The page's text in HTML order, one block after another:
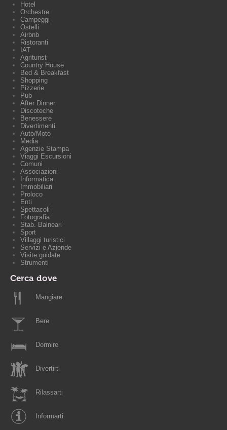
Hotel
Orchestre
Campeggi
Ostelli
Airbnb
Ristoranti
IAT
Agriturist
Country House
Bed & Breakfast
Shopping
Pizzerie
Pub
After Dinner
Discoteche
Benessere
Divertimenti
Auto/Moto
Media
Agenzie Stampa
Viaggi Escursioni
Comuni
Associazioni
Informatica
Immobiliari
Proloco
Enti
Spettacoli
Fotografia
Stab. Balneari
Sport
Villaggi turistici
Servizi e Aziende
Visite guidate
Strumenti
Cerca dove
Mangiare
Bere
Dormire
Divertirti
Rilassarti
Informarti